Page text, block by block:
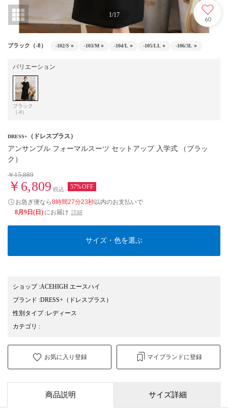
1/17
60
ブラック（-8） -102/S ○ -103/M ○ -104/L ○ -105/LL ○ -106/3L ○
バリエーション
ブラック
（-8）
DRESS+ （ドレスプラス）
アンサンブル フォーマルスーツ セットアップ 入学式 （ブラッ
ク）
￥15,889
￥6,809 税込 57%OFF
お急ぎ便なら8時間27分22秒以内のお支払いで
8月9日(日) にお届け 詳細
サイズ・色を選ぶ
ショップ:ACEHIGH エースハイ
ブランド :DRESS+ （ドレスプラス）
性別タイプ:レディース
カテゴリ :
お気に入り登録 マイブランドに登録
商品説明 サイズ詳細